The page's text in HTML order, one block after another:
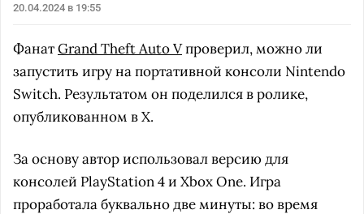
20.04.2024 в 19:55
ФанатGrand Theft Auto Vпроверил, можно ли
запустить игру на портативной консоли Nintendo
Switch. Результатом он поделился в ролике,
опубликованном в X.
За основу автор использовал версию для
консолей PlayStation 4 и Xbox One. Игра
проработала буквально две минуты: во время